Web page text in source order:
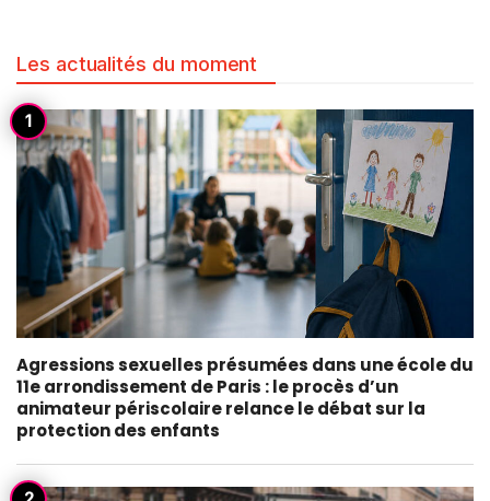
Les actualités du moment
Agressions sexuelles présumées dans une école du
11e arrondissement de Paris : le procès d’un
animateur périscolaire relance le débat sur la
protection des enfants